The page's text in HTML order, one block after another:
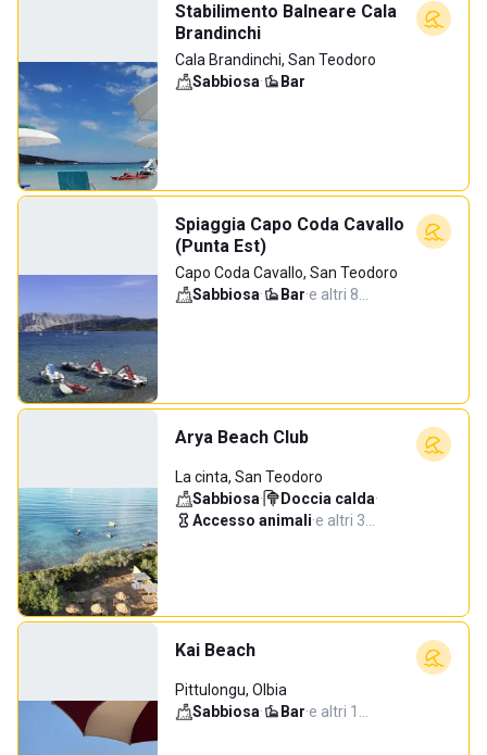
Stabilimento Balneare Cala
Brandinchi
Cala Brandinchi, San Teodoro
Sabbiosa· Bar
Spiaggia Capo Coda Cavallo
(Punta Est)
Capo Coda Cavallo, San Teodoro
Sabbiosa· Bar·e altri 8…
Arya Beach Club
La cinta, San Teodoro
Sabbiosa· Doccia calda·
Accesso animali·e altri 3…
Kai Beach
Pittulongu, Olbia
Sabbiosa· Bar·e altri 1…